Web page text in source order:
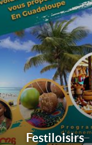
Festiloisirs